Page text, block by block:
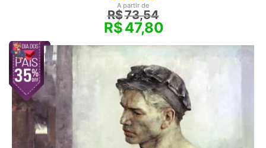
A partir de
R$73,54
R$47,80